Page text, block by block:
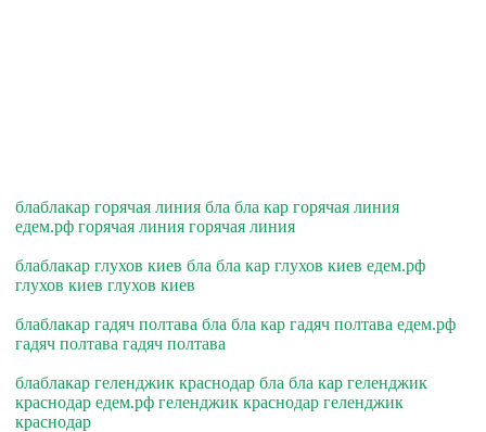
блаблакар горячая линия бла бла кар горячая линия
едем.рф горячая линия горячая линия
блаблакар глухов киев бла бла кар глухов киев едем.рф
глухов киев глухов киев
блаблакар гадяч полтава бла бла кар гадяч полтава едем.рф
гадяч полтава гадяч полтава
блаблакар геленджик краснодар бла бла кар геленджик
краснодар едем.рф геленджик краснодар геленджик
краснодар